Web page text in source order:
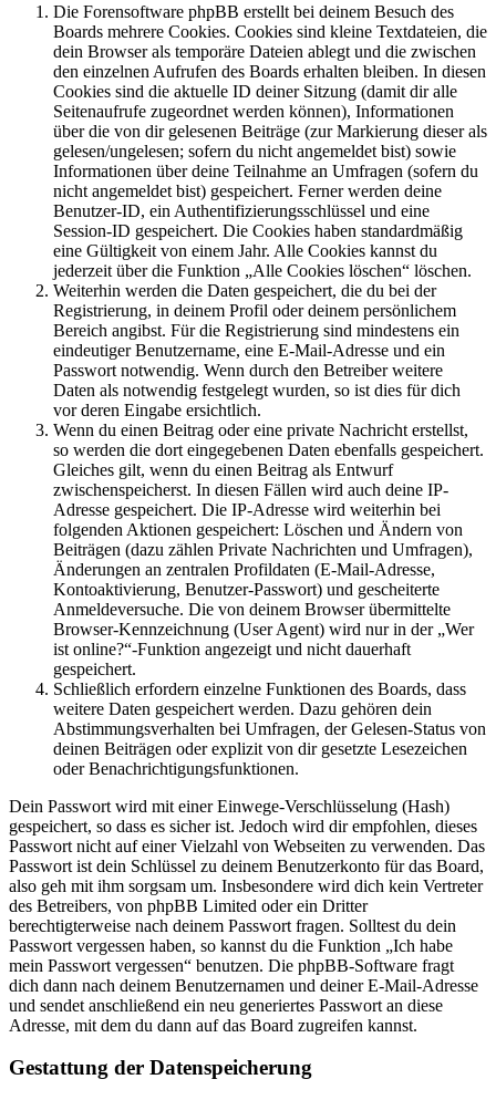
Die Forensoftware phpBB erstellt bei deinem Besuch des
Boards mehrere Cookies. Cookies sind kleine Textdateien, die
dein Browser als temporäre Dateien ablegt und die zwischen
den einzelnen Aufrufen des Boards erhalten bleiben. In diesen
Cookies sind die aktuelle ID deiner Sitzung (damit dir alle
Seitenaufrufe zugeordnet werden können), Informationen
über die von dir gelesenen Beiträge (zur Markierung dieser als
gelesen/ungelesen; sofern du nicht angemeldet bist) sowie
Informationen über deine Teilnahme an Umfragen (sofern du
nicht angemeldet bist) gespeichert. Ferner werden deine
Benutzer-ID, ein Authentifizierungsschlüssel und eine
Session-ID gespeichert. Die Cookies haben standardmäßig
eine Gültigkeit von einem Jahr. Alle Cookies kannst du
jederzeit über die Funktion „Alle Cookies löschen“ löschen.
Weiterhin werden die Daten gespeichert, die du bei der
Registrierung, in deinem Profil oder deinem persönlichem
Bereich angibst. Für die Registrierung sind mindestens ein
eindeutiger Benutzername, eine E-Mail-Adresse und ein
Passwort notwendig. Wenn durch den Betreiber weitere
Daten als notwendig festgelegt wurden, so ist dies für dich
vor deren Eingabe ersichtlich.
Wenn du einen Beitrag oder eine private Nachricht erstellst,
so werden die dort eingegebenen Daten ebenfalls gespeichert.
Gleiches gilt, wenn du einen Beitrag als Entwurf
zwischenspeicherst. In diesen Fällen wird auch deine IP-
Adresse gespeichert. Die IP-Adresse wird weiterhin bei
folgenden Aktionen gespeichert: Löschen und Ändern von
Beiträgen (dazu zählen Private Nachrichten und Umfragen),
Änderungen an zentralen Profildaten (E-Mail-Adresse,
Kontoaktivierung, Benutzer-Passwort) und gescheiterte
Anmeldeversuche. Die von deinem Browser übermittelte
Browser-Kennzeichnung (User Agent) wird nur in der „Wer
ist online?“-Funktion angezeigt und nicht dauerhaft
gespeichert.
Schließlich erfordern einzelne Funktionen des Boards, dass
weitere Daten gespeichert werden. Dazu gehören dein
Abstimmungsverhalten bei Umfragen, der Gelesen-Status von
deinen Beiträgen oder explizit von dir gesetzte Lesezeichen
oder Benachrichtigungsfunktionen.
Dein Passwort wird mit einer Einwege-Verschlüsselung (Hash)
gespeichert, so dass es sicher ist. Jedoch wird dir empfohlen, dieses
Passwort nicht auf einer Vielzahl von Webseiten zu verwenden. Das
Passwort ist dein Schlüssel zu deinem Benutzerkonto für das Board,
also geh mit ihm sorgsam um. Insbesondere wird dich kein Vertreter
des Betreibers, von phpBB Limited oder ein Dritter
berechtigterweise nach deinem Passwort fragen. Solltest du dein
Passwort vergessen haben, so kannst du die Funktion „Ich habe
mein Passwort vergessen“ benutzen. Die phpBB-Software fragt
dich dann nach deinem Benutzernamen und deiner E-Mail-Adresse
und sendet anschließend ein neu generiertes Passwort an diese
Adresse, mit dem du dann auf das Board zugreifen kannst.
Gestattung der Datenspeicherung